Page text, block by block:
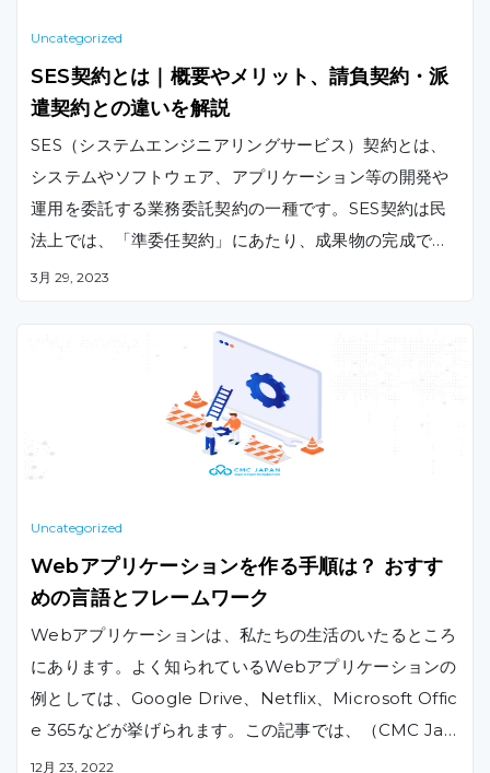
Uncategorized
SES契約とは｜概要やメリット、請負契約・派
遣契約との違いを解説
SES（システムエンジニアリングサービス）契約とは、
システムやソフトウェア、アプリケーション等の開発や
運用を委託する業務委託契約の一種です。SES契約は民
法上では、「準委任契約」にあたり、成果物の完成では
なく、エンジニアなどによる労働の提供を目的とした契
3月 29, 2023
Uncategorized
Webアプリケーションを作る手順は？ おすす
めの言語とフレームワーク
Webアプリケーションは、私たちの生活のいたるところ
にあります。よく知られているWebアプリケーションの
例としては、Google Drive、Netflix、Microsoft Offic
e 365などが挙げられます。この記事では、（CMC Jap
anが）プロジェクトを定義する段階からローンチする段
12月 23, 2022